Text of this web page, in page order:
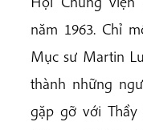
năm 1963. Chỉ
Mục sư Martin
thành những
gặp gỡ với